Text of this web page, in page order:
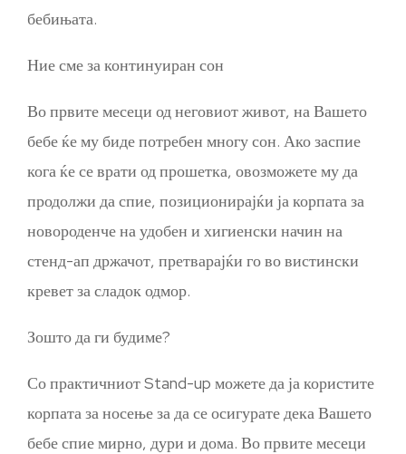
бебињата.
Ние сме за континуиран сон
Во првите месеци од неговиот живот, на Вашето
бебе ќе му биде потребен многу сон. Ако заспие
кога ќе се врати од прошетка, овозможете му да
продолжи да спие, позиционирајќи ја корпата за
новороденче на удобен и хигиенски начин на
стенд-ап држачот, претварајќи го во вистински
кревет за сладок одмор.
Зошто да ги будиме?
Со практичниот Stand-up можете да ја користите
корпата за носење за да се осигурате дека Вашето
бебе спие мирно, дури и дома. Во првите месеци